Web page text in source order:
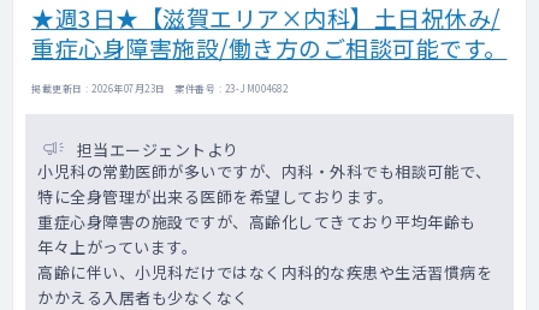
★週3日★【滋賀エリア×内科】土日祝休み/
重症心身障害施設/働き方のご相談可能です。
掲載更新日 : 2026年07月23日 案件番号 : 23-JM004682
担当エージェントより
小児科の常勤医師が多いですが、内科・外科でも相談可能で、
特に全身管理が出来る医師を希望しております。
重症心身障害の施設ですが、高齢化してきており平均年齢も
年々上がっています。
高齢に伴い、小児科だけではなく内科的な疾患や生活習慣病を
かかえる入居者も少なくなく